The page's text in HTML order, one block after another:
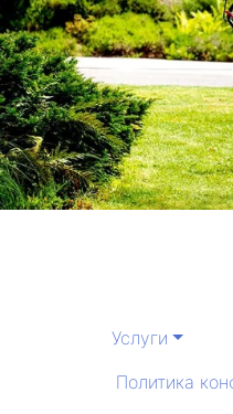
Услуги
Политика